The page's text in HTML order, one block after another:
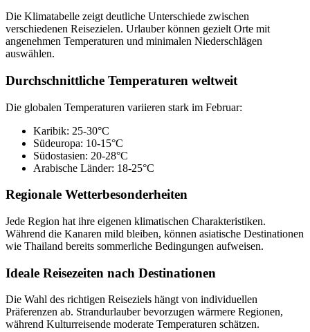
Die Klimatabelle zeigt deutliche Unterschiede zwischen
verschiedenen Reisezielen. Urlauber können gezielt Orte mit
angenehmen Temperaturen und minimalen Niederschlägen
auswählen.
Durchschnittliche Temperaturen weltweit
Die globalen Temperaturen variieren stark im Februar:
Karibik: 25-30°C
Südeuropa: 10-15°C
Südostasien: 20-28°C
Arabische Länder: 18-25°C
Regionale Wetterbesonderheiten
Jede Region hat ihre eigenen klimatischen Charakteristiken.
Während die Kanaren mild bleiben, können asiatische Destinationen
wie Thailand bereits sommerliche Bedingungen aufweisen.
Ideale Reisezeiten nach Destinationen
Die Wahl des richtigen Reiseziels hängt von individuellen
Präferenzen ab. Strandurlauber bevorzugen wärmere Regionen,
während Kulturreisende moderate Temperaturen schätzen.